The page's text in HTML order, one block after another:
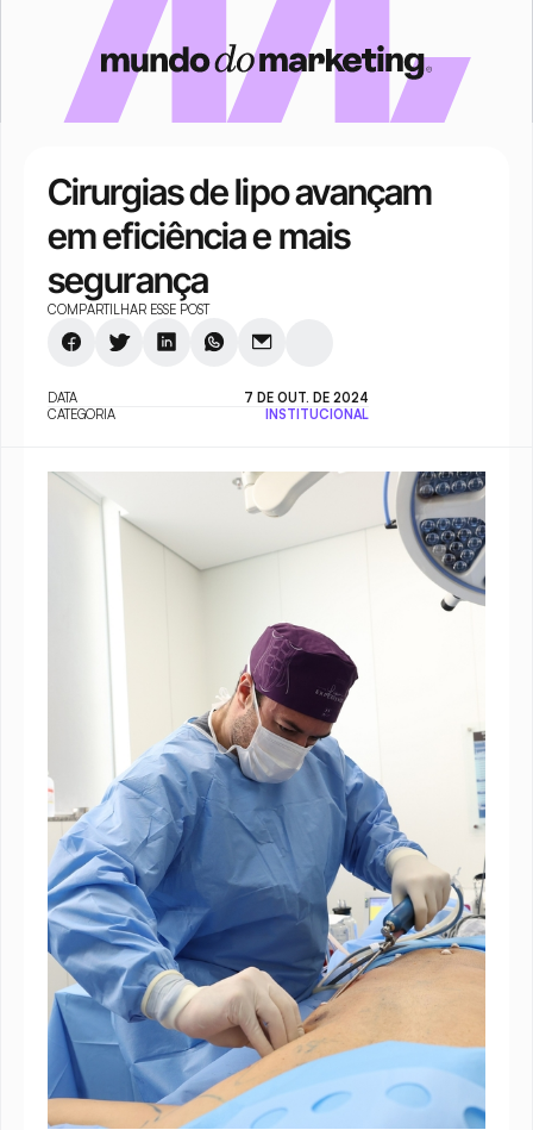
Cirurgias de lipo avançam
em eficiência e mais
segurança
COMPARTILHAR ESSE POST
DATA
7 DE OUT. DE 2024
CATEGORIA
INSTITUCIONAL